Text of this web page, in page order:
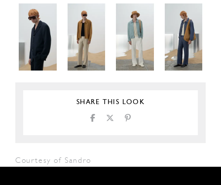
SHARE THIS LOOK
Courtesy of Sandro